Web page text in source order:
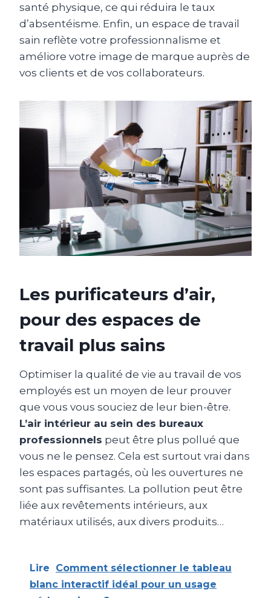
santé physique, ce qui réduira le taux
d’absentéisme. Enfin, un espace de travail
sain reflète votre professionnalisme et
améliore votre image de marque auprès de
vos clients et de vos collaborateurs.
Les purificateurs d’air,
pour des espaces de
travail plus sains
Optimiser la qualité de vie au travail de vos
employés est un moyen de leur prouver
que vous vous souciez de leur bien-être.
L’air intérieur au sein des bureaux
professionnels peut être plus pollué que
vous ne le pensez. Cela est surtout vrai dans
les espaces partagés, où les ouvertures ne
sont pas suffisantes. La pollution peut être
liée aux revêtements intérieurs, aux
matériaux utilisés, aux divers produits…
Lire
Comment sélectionner le tableau
blanc interactif idéal pour un usage